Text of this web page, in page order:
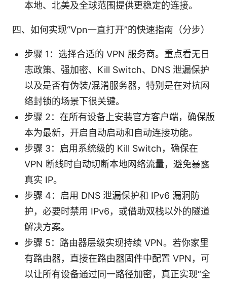
本地、北美及全球范围提供更稳定的连接。
四、如何实现“Vpn一直打开”的快速指南（分步）
步骤 1：选择合适的 VPN 服务商。重点看无日
志政策、强加密、Kill Switch、DNS 泄漏保护
以及是否有伪装/混淆服务器，特别是在对抗网
络封锁的场景下很关键。
步骤 2：在所有设备上安装官方客户端，确保版
本为最新，开启自动启动和自动连接功能。
步骤 3：启用系统级的 Kill Switch，确保在
VPN 断线时自动切断本地网络流量，避免暴露
真实 IP。
步骤 4：启用 DNS 泄漏保护和 IPv6 漏洞防
护，必要时禁用 IPv6，或借助双栈以外的隧道
解决方案。
步骤 5：路由器层级实现持续 VPN。若你家里
有路由器，直接在路由器固件中配置 VPN，可
以让所有设备通过同一路径加密，真正实现“全